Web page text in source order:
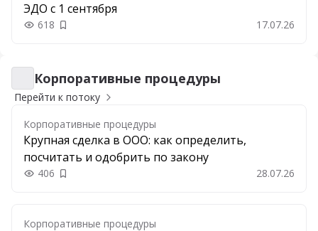
ЭДО с 1 сентября
618 Добавить в закладки 17.07.26
Корпоративные процедуры
Корпоративные процедуры
Перейти к потоку
Корпоративные процедуры
Крупная сделка в ООО: как определить,
посчитать и одобрить по закону
406 Добавить в закладки 28.07.26
Корпоративные процедуры